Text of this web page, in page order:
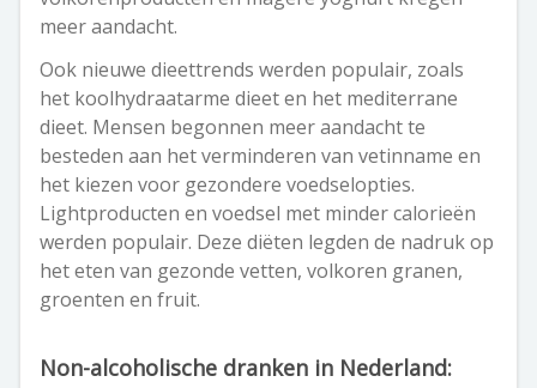
meer aandacht.
Ook nieuwe dieettrends werden populair, zoals
het koolhydraatarme dieet en het mediterrane
dieet. Mensen begonnen meer aandacht te
besteden aan het verminderen van vetinname en
het kiezen voor gezondere voedselopties.
Lightproducten en voedsel met minder calorieën
werden populair. Deze diëten legden de nadruk op
het eten van gezonde vetten, volkoren granen,
groenten en fruit.
Non-alcoholische dranken in Nederland: